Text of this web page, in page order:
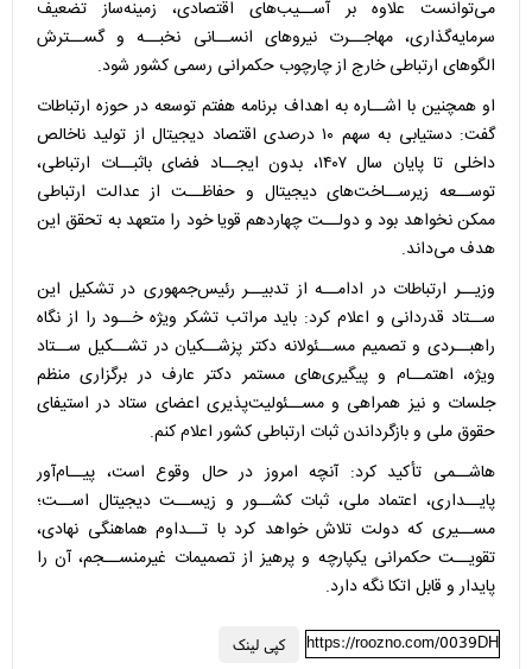
می‌توانست علاوه بر آســیب‌های اقتصادی، زمینه‌ساز تضعیف
سرمایه‌گذاری، مهاجــرت نیروهای انســانی نخبــه و گســترش
الگوهای ارتباطی خارج از چارچوب حکمرانی رسمی کشور شود.
او همچنین با اشــاره به اهداف برنامه هفتم توسعه در حوزه ارتباطات
گفت: دستیابی به سهم ۱۰ درصدی اقتصاد دیجیتال از تولید ناخالص
داخلی تا پایان سال ۱۴۰۷، بدون ایجــاد فضای باثبــات ارتباطی،
توســعه زیرســاخت‌های دیجیتال و حفاظــت از عدالت ارتباطی
ممکن نخواهد بود و دولــت چهاردهم قویا خود را متعهد به تحقق این
هدف می‌داند.
وزیــر ارتباطات در ادامــه از تدبیــر رئیس‌جمهوری در تشکیل این
ســتاد قدردانی و اعلام کرد: باید مراتب تشکر ویژه خــود را از نگاه
راهبــردی و تصمیم مســئولانه دکتر پزشــکیان در تشــکیل ســتاد
ویژه، اهتمــام و پیگیری‌های مستمر دکتر عارف در برگزاری منظم
جلسات و نیز همراهی و مســئولیت‌پذیری اعضای ستاد در استیفای
حقوق ملی و بازگرداندن ثبات ارتباطی کشور اعلام کنم.
هاشــمی تأکید کرد: آنچه امروز در حال وقوع است، پیــام‌آور
پایــداری، اعتماد ملی، ثبات کشــور و زیســت دیجیتال اســت؛
مســیری که دولت تلاش خواهد کرد با تــداوم هماهنگی نهادی،
تقویــت حکمرانی یکپارچه و پرهیز از تصمیمات غیرمنســجم، آن را
پایدار و قابل اتکا نگه دارد.
کپی لینک https://roozno.com/0039DH